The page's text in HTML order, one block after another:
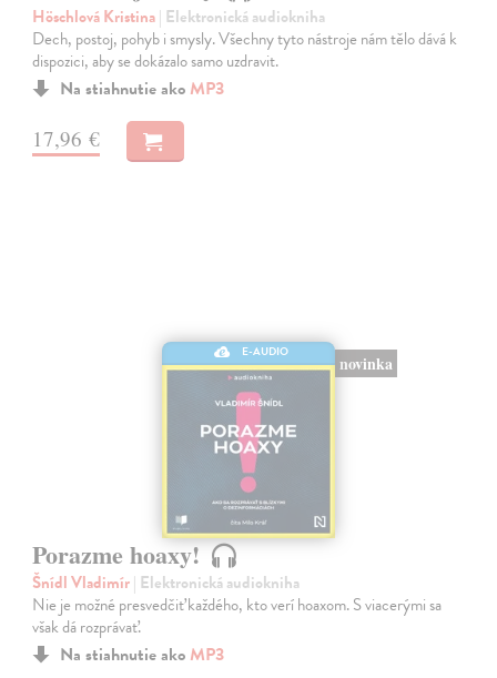
Höschlová Kristina| Elektronická audiokniha
Dech, postoj, pohyb i smysly. Všechny tyto nástroje nám tělo dává k
dispozici, aby se dokázalo samo uzdravit.
Na stiahnutie ako MP3
17,96 €
E-AUDIO
novinka
Porazme hoaxy!
Šnídl Vladimír| Elektronická audiokniha
Nie je možné presvedčiť každého, kto verí hoaxom. S viacerými sa
však dá rozprávať.
Na stiahnutie ako MP3